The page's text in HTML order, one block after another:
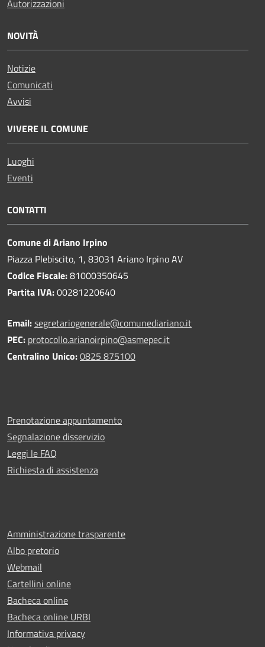
Autorizzazioni
NOVITÀ
Notizie
Comunicati
Avvisi
VIVERE IL COMUNE
Luoghi
Eventi
CONTATTI
Comune di Ariano Irpino
Piazza Plebiscito, 1, 83031 Ariano Irpino AV
Codice Fiscale:81000350645
Partita IVA:00281220640
Email:segretariogenerale@comunediariano.it
PEC: protocollo.arianoirpino@asmepec.it
Centralino Unico:0825 875100
Prenotazione appuntamento
Segnalazione disservizio
Leggi le FAQ
Richiesta di assistenza
Amministrazione trasparente
Albo pretorio
Webmail
Cartellini online
Bacheca online
Bacheca online URBI
Informativa privacy